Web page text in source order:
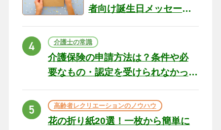
者向け誕生日メッセージ
の例文と書き方のポイン
ト
介護士の常識
介護保険の申請方法は？条件や必
要なもの・認定を受けられなかっ
た場合の対処法
高齢者レクリエーションのノウハウ
花の折り紙20選！一枚から簡単に